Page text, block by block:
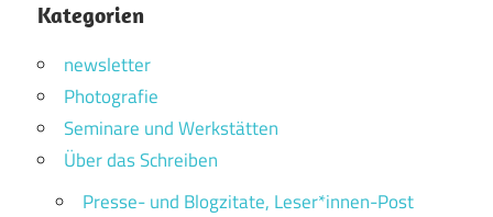
Kategorien
newsletter
Photografie
Seminare und Werkstätten
Über das Schreiben
Presse- und Blogzitate, Leser*innen-Post